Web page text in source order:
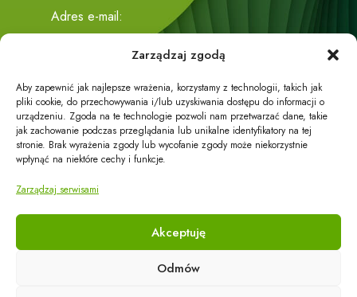
Zarządzaj zgodą
Aby zapewnić jak najlepsze wrażenia, korzystamy z technologii, takich jak
pliki cookie, do przechowywania i/lub uzyskiwania dostępu do informacji o
urządzeniu. Zgoda na te technologie pozwoli nam przetwarzać dane, takie
jak zachowanie podczas przeglądania lub unikalne identyfikatory na tej
stronie. Brak wyrażenia zgody lub wycofanie zgody może niekorzystnie
wpłynąć na niektóre cechy i funkcje.
Zarządzaj serwisami
Akceptuję
Odmów
Adres e-mail:
Trzciana 419
36-071 Trzciana
Działalność firmy dzieli się na część handlową i część